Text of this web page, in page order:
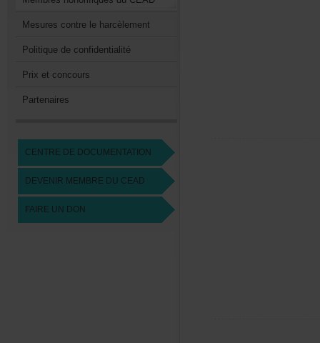
Mesurescontreleharcèlement
Politiquedeconfidentialité
Prixetconcours
Partenaires
CENTREDEDOCUMENTATION
DEVENIRMEMBREDUCEAD
FAIREUNDON